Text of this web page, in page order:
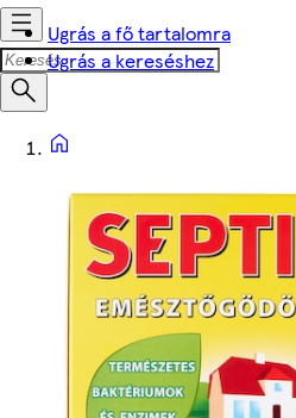
Ugrás a fő tartalomra
Ugrás a kereséshez